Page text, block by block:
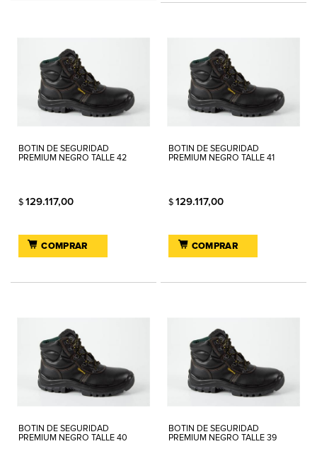
BOTIN DE SEGURIDAD
PREMIUM NEGRO TALLE 42
$ 129.117,00
COMPRAR
BOTIN DE SEGURIDAD
PREMIUM NEGRO TALLE 41
$129.117,00
COMPRAR
BOTIN DE SEGURIDAD
PREMIUM NEGRO TALLE 40
BOTIN DE SEGURIDAD
PREMIUM NEGRO TALLE 39